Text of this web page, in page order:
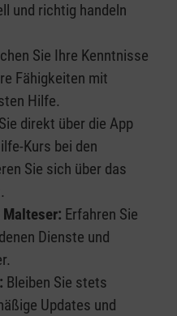
und richtig handeln
Sie Ihre Kenntnisse
Fähigkeiten mit
Hilfe.
direkt über die App
Kurs bei den
Sie sich über das
Malteser: Erfahren Sie
Dienste und
Bleiben Sie stets
Updates und